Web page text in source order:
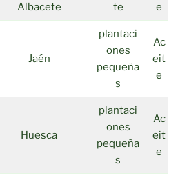
Albacete
te
e
Jaén
plantaci
ones
pequeña
s
Ac
eit
e
Huesca
plantaci
ones
pequeña
s
Ac
eit
e